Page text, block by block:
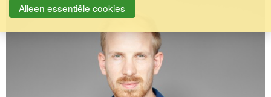
Alleen essentiële cookies